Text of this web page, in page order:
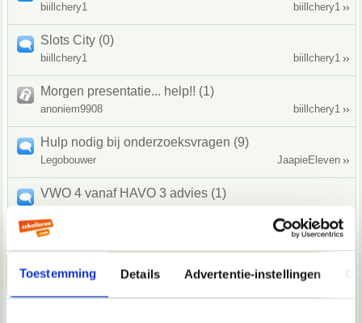
Toestemming Details Advertentie-instellingen
biillchery1 biillchery1
Slots City (0)
biillchery1 biillchery1
Morgen presentatie... help!! (1)
anoniem9908 biillchery1
Hulp nodig bij onderzoeksvragen (9)
Legobouwer JaapieEleven
VWO 4 vanaf HAVO 3 advies (1)
Schoolkamp (1)